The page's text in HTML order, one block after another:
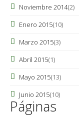
Noviembre 2014(2)
Enero 2015(10)
Marzo 2015(3)
Abril 2015(1)
Mayo 2015(13)
Junio 2015(10)
Páginas